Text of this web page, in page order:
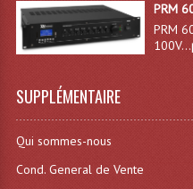
Angles
Cercle
PRM
PRM
100V...
SUPPLÉMENTAIRE
Qui sommes-nous
Cond. General de Vente